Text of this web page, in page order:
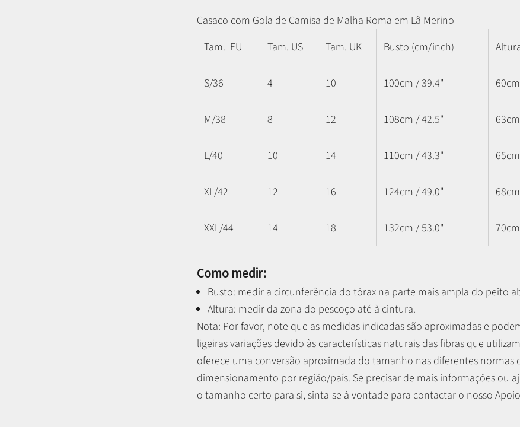
Casaco com Gola de Camisa de Malha Roma em Lã Merino
Tam. EU
Tam. US Tam. UK Busto (cm/inch)
S/36 4 10 100cm / 39.4"
M/38 8 12 108cm / 42.5"
L/40 10 14 110cm / 43.3"
XL/42 12 16 124cm / 49.0"
XXL/44 14 18 132cm / 53.0"
Como medir:
Busto: medir a circunferência do tórax na parte mais ampla do peito
Altura: medir da zona do pescoço até à cintura.
Nota: Por favor, note que as medidas indicadas são aproximadas e
ligeiras variações devido às características naturais das fibras que
oferece uma conversão aproximada do tamanho nas diferentes normas
dimensionamento por região/país. Se precisar de mais informações ou
o tamanho certo para si, sinta-se à vontade para contactar o nosso